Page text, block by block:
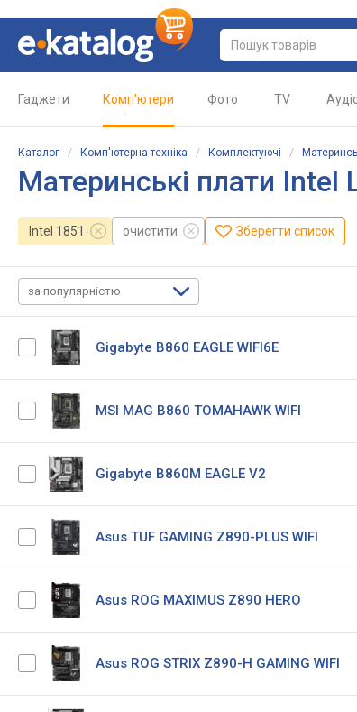
Гаджети Комп'ютери Фото TV
Каталог / Комп'ютерна техніка / Комплектуючі /
Материнські плати Intel
Intel 1851 очистити Зберегти список
за популярністю
Gigabyte B860 EAGLE WIFI6E
MSI MAG B860 TOMAHAWK WIFI
Gigabyte B860M EAGLE V2
Asus TUF GAMING Z890-PLUS WIFI
Asus ROG MAXIMUS Z890 HERO
Asus ROG STRIX Z890-H GAMING WIFI